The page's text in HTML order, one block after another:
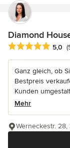
Diamond
Durchschnittliche
5,0
Ganz gleich, ob
Bestpreis
Kunden
Mehr
Werneckestr.